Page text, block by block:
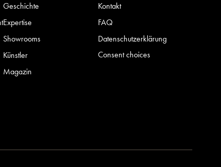
Geschichte
Expertise
Showrooms
Künstler
Magazin
Kontakt
FAQ
Datenschutzerklärung
Consent choices